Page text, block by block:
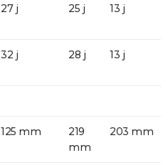
27 j 25 j 13 j
32 j 28 j 13 j
125 mm
219
mm
203 mm